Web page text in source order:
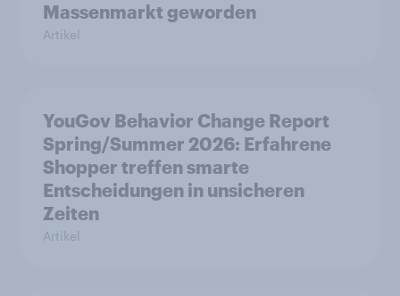
Massenmarkt geworden
Artikel
YouGov Behavior Change Report
Spring/Summer 2026: Erfahrene
Shopper treffen smarte
Entscheidungen in unsicheren
Zeiten
Artikel